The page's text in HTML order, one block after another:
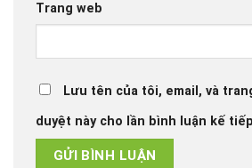
Trang web
Lưu tên của tôi, email, và
duyệt này cho lần bình luận kế